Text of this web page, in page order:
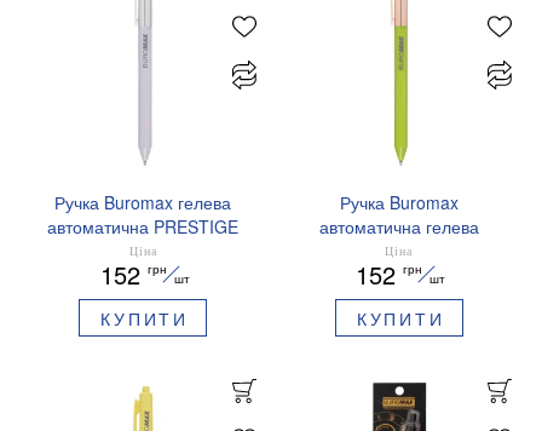
Ручка Buromax гелева
автоматична PRESTIGE
SILVER 0,5 мм сині
чорнила BM.83102
Ціна
152 грн
шт
КУПИТИ
Ручка Buromax
автоматична гелева
PRESTIGE GOLD 0,5 мм
сині чорнила BM.83101
Ціна
152 грн
шт
КУПИТИ